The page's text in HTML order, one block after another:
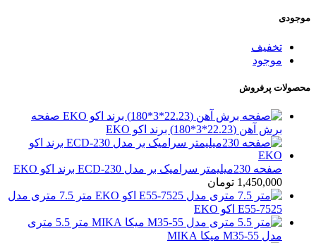
موجودی
تخفیف
موجود
محصولات پرفروش
صفحه
برش آهن (22.23*3*180) برند اکو EKO
صفحه 230میلیمتر سرامیک بر مدل ECD-230 برند اکو EKO
1,450,000 تومان
متر 7.5 متری مدل
E55-7525 اکو EKO
متر 5.5 متری
مدل M35-55 میکا MIKA